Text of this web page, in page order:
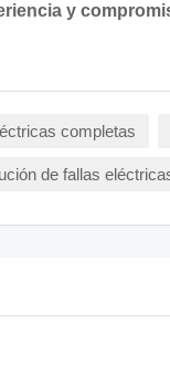
y
completas
de fallas